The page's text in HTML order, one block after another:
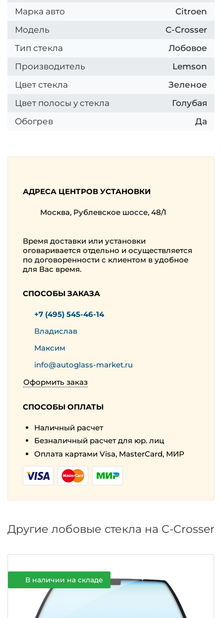
Марка авто
Citroen
Модель
C-Crosser
Тип стекла
Лобовое
Производитель
Lemson
Цвет стекла
Зеленое
Цвет полосы у стекла
Голубая
Обогрев
Да
АДРЕСА ЦЕНТРОВ УСТАНОВКИ
Москва, Рублевское шоссе, 48/1
Время доставки или установки
оговаривается отдельно и осуществляется
по договоренности с клиентом в удобное
для Вас время.
СПОСОБЫ ЗАКАЗА
+7 (495) 545-46-14
Владислав
Максим
info@autoglass-market.ru
Оформить заказ
СПОСОБЫ ОПЛАТЫ
Наличный расчет
Безналичный расчет для юр. лиц
Оплата картами Visa, MasterCard, МИР
Другие лобовые стекла на C-Crosser
В наличии на складе